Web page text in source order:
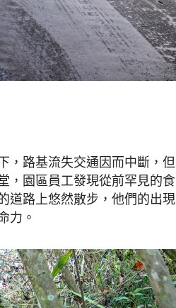
新
網
，路基流失交通因而中斷，但
，園區員工發現從前罕見的食
道路上悠然散步，他們的出現
力。